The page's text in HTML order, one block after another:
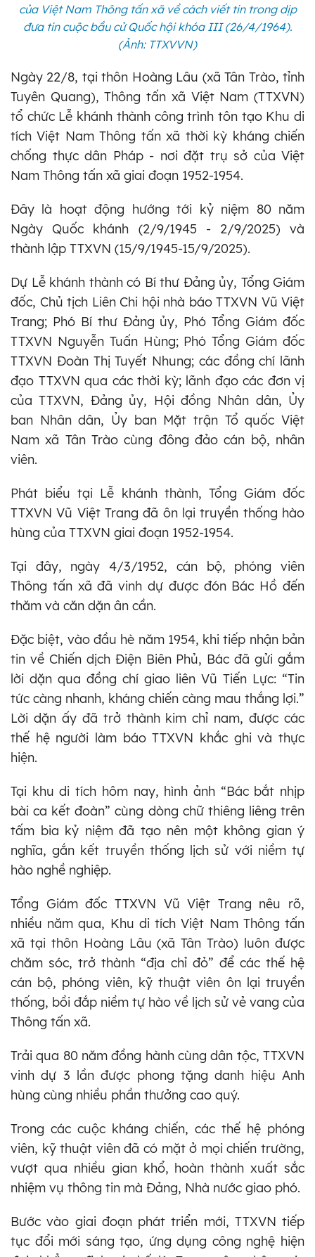
của Việt Nam Thông tấn xã về cách viết tin trong dịp
đưa tin cuộc bầu cử Quốc hội khóa III (26/4/1964).
(Ảnh: TTXVVN)
Ngày 22/8, tại thôn Hoàng Lâu (xã Tân Trào, tỉnh
Tuyên Quang), Thông tấn xã Việt Nam (TTXVN)
tổ chức Lễ khánh thành công trình tôn tạo Khu di
tích Việt Nam Thông tấn xã thời kỳ kháng chiến
chống thực dân Pháp - nơi đặt trụ sở của Việt
Nam Thông tấn xã giai đoạn 1952-1954.
Đây là hoạt động hướng tới kỷ niệm 80 năm
Ngày Quốc khánh (2/9/1945 - 2/9/2025) và
thành lập TTXVN (15/9/1945-15/9/2025).
Dự Lễ khánh thành có Bí thư Đảng ủy, Tổng Giám
đốc, Chủ tịch Liên Chi hội nhà báo TTXVN Vũ Việt
Trang; Phó Bí thư Đảng ủy, Phó Tổng Giám đốc
TTXVN Nguyễn Tuấn Hùng; Phó Tổng Giám đốc
TTXVN Đoàn Thị Tuyết Nhung; các đồng chí lãnh
đạo TTXVN qua các thời kỳ; lãnh đạo các đơn vị
của TTXVN, Đảng ủy, Hội đồng Nhân dân, Ủy
ban Nhân dân, Ủy ban Mặt trận Tổ quốc Việt
Nam xã Tân Trào cùng đông đảo cán bộ, nhân
viên.
Phát biểu tại Lễ khánh thành, Tổng Giám đốc
TTXVN Vũ Việt Trang đã ôn lại truyền thống hào
hùng của TTXVN giai đoạn 1952-1954.
Tại đây, ngày 4/3/1952, cán bộ, phóng viên
Thông tấn xã đã vinh dự được đón Bác Hồ đến
thăm và căn dặn ân cần.
Đặc biệt, vào đầu hè năm 1954, khi tiếp nhận bản
tin về Chiến dịch Điện Biên Phủ, Bác đã gửi gắm
lời dặn qua đồng chí giao liên Vũ Tiến Lực: “Tin
tức càng nhanh, kháng chiến càng mau thắng lợi.”
Lời dặn ấy đã trở thành kim chỉ nam, được các
thế hệ người làm báo TTXVN khắc ghi và thực
hiện.
Tại khu di tích hôm nay, hình ảnh “Bác bắt nhịp
bài ca kết đoàn” cùng dòng chữ thiêng liêng trên
tấm bia kỷ niệm đã tạo nên một không gian ý
nghĩa, gắn kết truyền thống lịch sử với niềm tự
hào nghề nghiệp.
Tổng Giám đốc TTXVN Vũ Việt Trang nêu rõ,
nhiều năm qua, Khu di tích Việt Nam Thông tấn
xã tại thôn Hoàng Lâu (xã Tân Trào) luôn được
chăm sóc, trở thành “địa chỉ đỏ” để các thế hệ
cán bộ, phóng viên, kỹ thuật viên ôn lại truyền
thống, bồi đắp niềm tự hào về lịch sử vẻ vang của
Thông tấn xã.
Trải qua 80 năm đồng hành cùng dân tộc, TTXVN
vinh dự 3 lần được phong tặng danh hiệu Anh
hùng cùng nhiều phần thưởng cao quý.
Trong các cuộc kháng chiến, các thế hệ phóng
viên, kỹ thuật viên đã có mặt ở mọi chiến trường,
vượt qua nhiều gian khổ, hoàn thành xuất sắc
nhiệm vụ thông tin mà Đảng, Nhà nước giao phó.
Bước vào giai đoạn phát triển mới, TTXVN tiếp
tục đổi mới sáng tạo, ứng dụng công nghệ hiện